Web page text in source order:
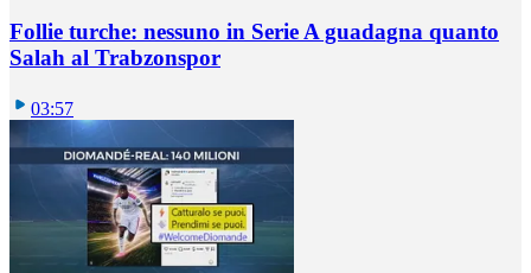
Follie turche: nessuno in Serie A guadagna quanto
Salah al Trabzonspor
03:57